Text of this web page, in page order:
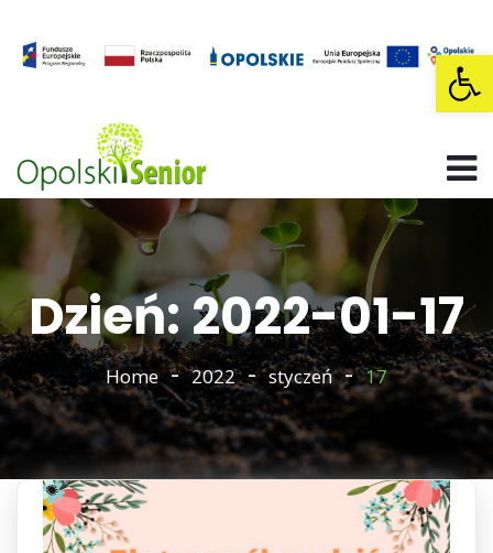
Dzień: 2022-01-17
Home 2022 styczeń 17